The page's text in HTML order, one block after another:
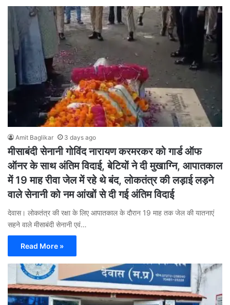
Amit Baglikar 3 days ago
मीसाबंदी सेनानी गोविंद नारायण करमरकर को गार्ड ऑफ
ऑनर के साथ अंतिम विदाई, बेटियों ने दी मुखाग्नि, आपातकाल
में 19 माह रीवा जेल में रहे थे बंद, लोकतंत्र की लड़ाई लड़ने
वाले सेनानी को नम आंखों से दी गई अंतिम विदाई
देवास। लोकतंत्र की रक्षा के लिए आपातकाल के दौरान 19 माह तक जेल की यातनाएं
सहने वाले मीसाबंदी सेनानी एवं…
Read More »